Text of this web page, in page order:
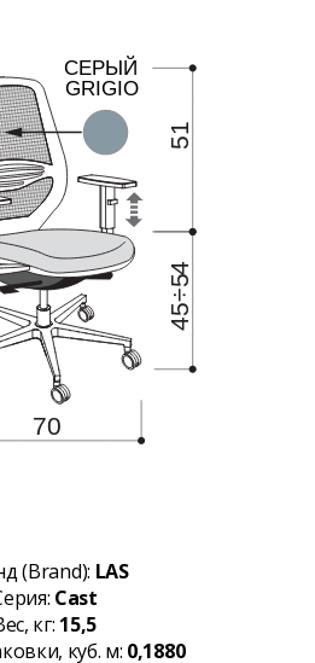
(Brand): LAS
Cast
кг: 15,5
куб. м: 0,1880